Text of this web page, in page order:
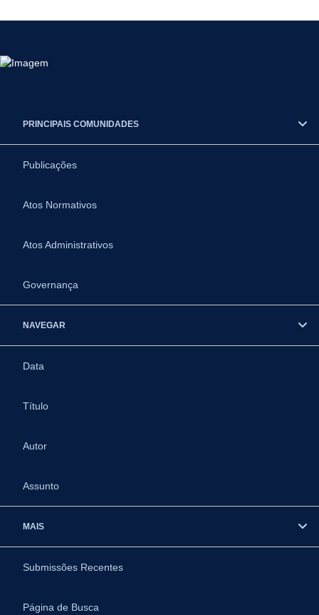
PRINCIPAIS COMUNIDADES
Publicações
Atos Normativos
Atos Administrativos
Governança
NAVEGAR
Data
Título
Autor
Assunto
MAIS
Submissões Recentes
Página de Busca